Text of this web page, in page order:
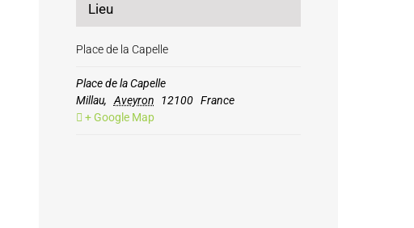
Lieu
Place de la Capelle
Place de la Capelle
Millau, Aveyron 12100 France
+ Google Map